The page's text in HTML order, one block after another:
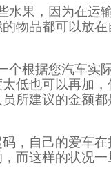
水果，因为在运
物品都可以放
个根据您汽车实
低也可以再加
所建议的金额
，自己的爱车
而这样的状况